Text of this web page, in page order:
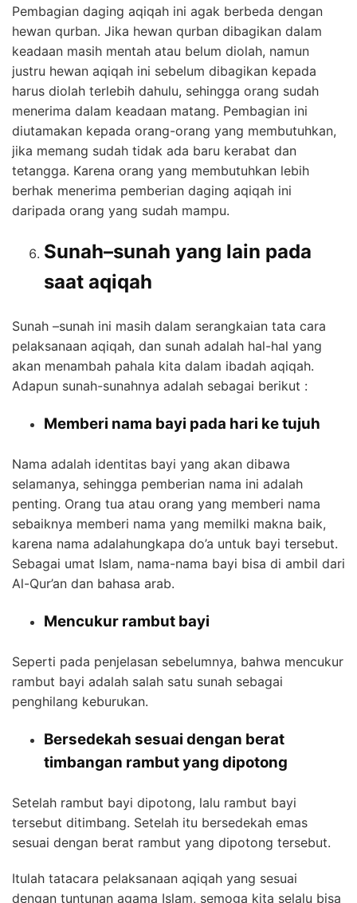
Pembagian daging aqiqah ini agak berbeda dengan
hewan qurban. Jika hewan qurban dibagikan dalam
keadaan masih mentah atau belum diolah, namun
justru hewan aqiqah ini sebelum dibagikan kepada
harus diolah terlebih dahulu, sehingga orang sudah
menerima dalam keadaan matang. Pembagian ini
diutamakan kepada orang-orang yang membutuhkan,
jika memang sudah tidak ada baru kerabat dan
tetangga. Karena orang yang membutuhkan lebih
berhak menerima pemberian daging aqiqah ini
daripada orang yang sudah mampu.
Sunah–sunah yang lain pada
saat aqiqah
Sunah –sunah ini masih dalam serangkaian tata cara
pelaksanaan aqiqah, dan sunah adalah hal-hal yang
akan menambah pahala kita dalam ibadah aqiqah.
Adapun sunah-sunahnya adalah sebagai berikut :
Memberi nama bayi pada hari ke tujuh
Nama adalah identitas bayi yang akan dibawa
selamanya, sehingga pemberian nama ini adalah
penting. Orang tua atau orang yang memberi nama
sebaiknya memberi nama yang memilki makna baik,
karena nama adalahungkapa do’a untuk bayi tersebut.
Sebagai umat Islam, nama-nama bayi bisa di ambil dari
Al-Qur’an dan bahasa arab.
Mencukur rambut bayi
Seperti pada penjelasan sebelumnya, bahwa mencukur
rambut bayi adalah salah satu sunah sebagai
penghilang keburukan.
Bersedekah sesuai dengan berat
timbangan rambut yang dipotong
Setelah rambut bayi dipotong, lalu rambut bayi
tersebut ditimbang. Setelah itu bersedekah emas
sesuai dengan berat rambut yang dipotong tersebut.
Itulah tatacara pelaksanaan aqiqah yang sesuai
dengan tuntunan agama Islam, semoga kita selalu bisa